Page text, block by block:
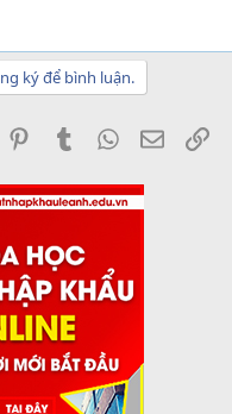
ký để bình luận.
PinterestTumblrWhatsApp
Email